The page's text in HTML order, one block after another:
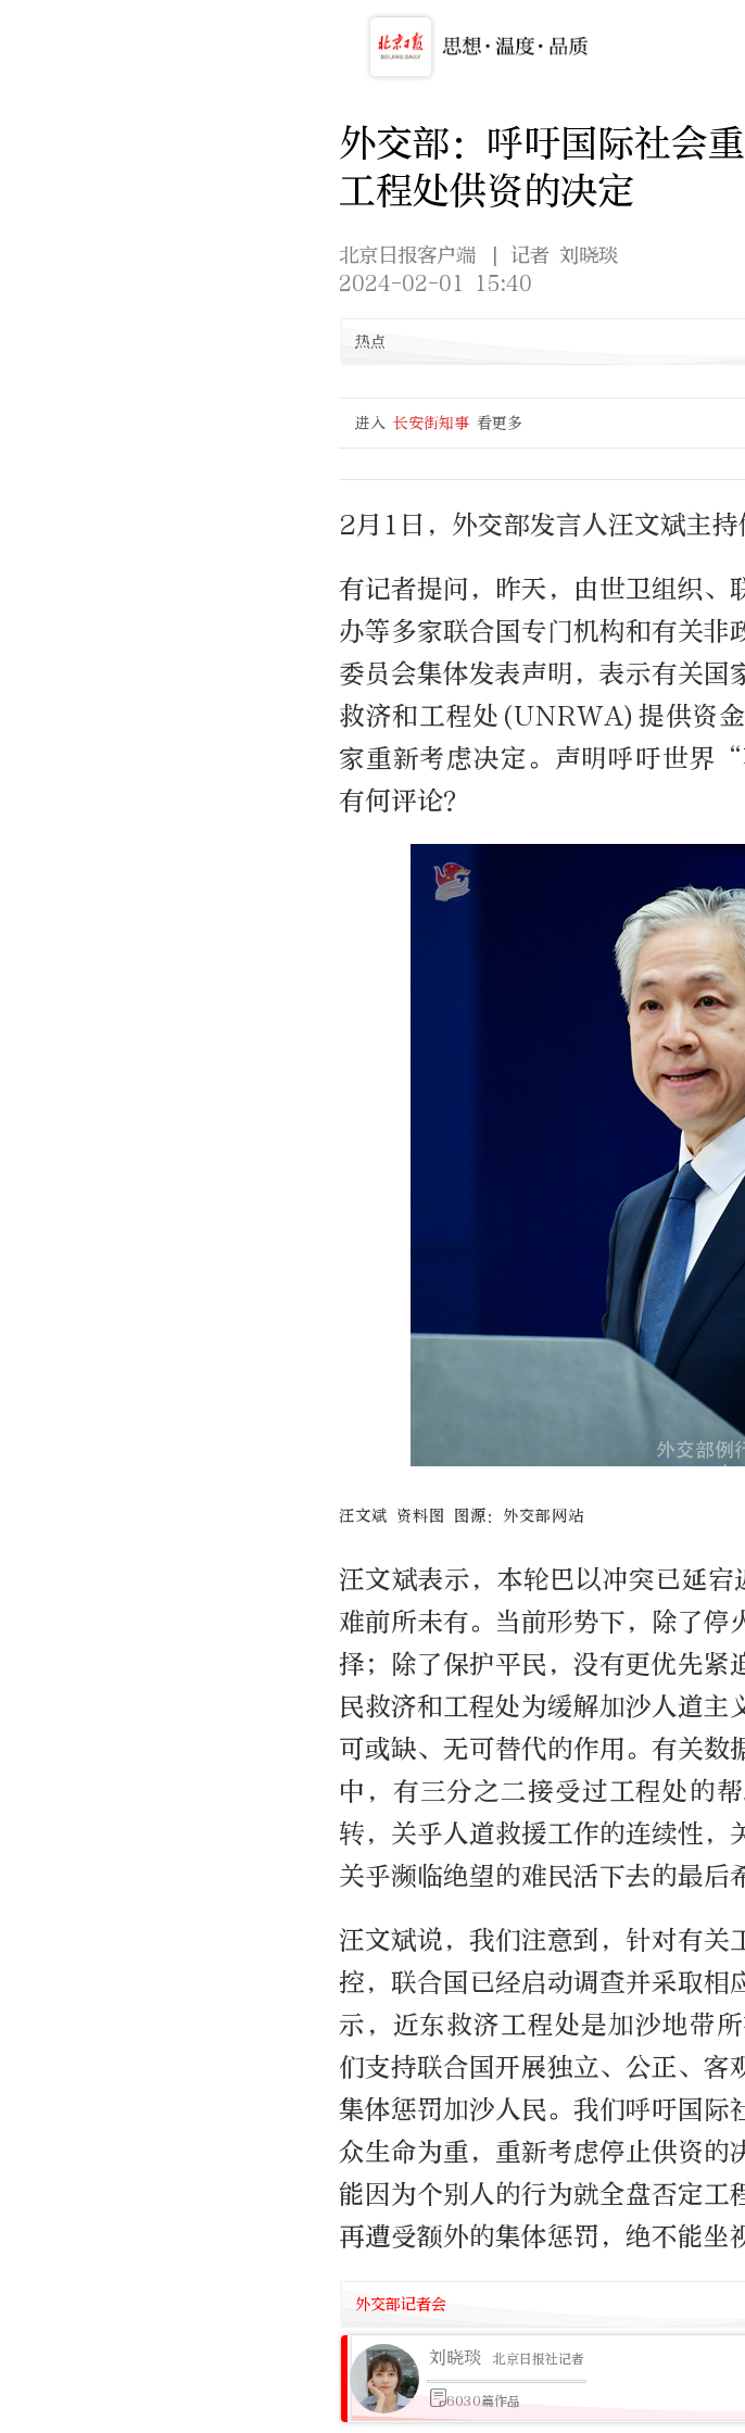
外交部：呼吁国际社会
工程处供资的决定
北京日报客户端
| 记者 刘晓琰
2024-02-01 15:40
热点
进入 长安街知事 看更多
2月1日，外交部发言人汪文斌主持
有记者提问，昨天，由世卫组织、
办等多家联合国专门机构和有关非
委员会集体发表声明，表示有关国
救济和工程处(UNRWA)提供资
家重新考虑决定。声明呼吁世界
有何评论？
汪文斌 资料图 图源：外交部网站
汪文斌表示，本轮巴以冲突已延
难前所未有。当前形势下，除了停
择；除了保护平民，没有更优先紧
民救济和工程处为缓解加沙人道
可或缺、无可替代的作用。有关
中，有三分之二接受过工程处的
转，关乎人道救援工作的连续性，
关乎濒临绝望的难民活下去的最后
汪文斌说，我们注意到，针对有
控，联合国已经启动调查并采取相
示，近东救济工程处是加沙地带
们支持联合国开展独立、公正、客
集体惩罚加沙人民。我们呼吁国际
众生命为重，重新考虑停止供资的
能因为个别人的行为就全盘否定工
再遭受额外的集体惩罚，绝不能坐
外交部记者会
刘晓琰 北京日报社记者
6030篇作品